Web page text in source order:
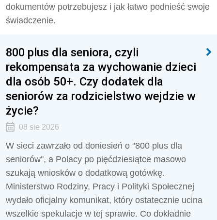
dokumentów potrzebujesz i jak łatwo podnieść swoje
świadczenie.
800 plus dla seniora, czyli
rekompensata za wychowanie dzieci
dla osób 50+. Czy dodatek dla
seniorów za rodzicielstwo wejdzie w
życie?
08 sie 2026
W sieci zawrzało od doniesień o "800 plus dla
seniorów", a Polacy po pięćdziesiątce masowo
szukają wniosków o dodatkową gotówkę.
Ministerstwo Rodziny, Pracy i Polityki Społecznej
wydało oficjalny komunikat, który ostatecznie ucina
wszelkie spekulacje w tej sprawie. Co dokładnie